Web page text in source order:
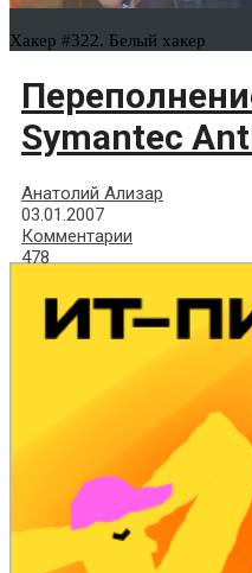
Хакер #322. Белый хакер
Symantec
Анатолий Ализар
03.01.2007
Комментарии
478